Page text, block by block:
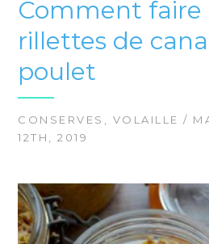
Comment faire
rillettes de
poulet
CONSERVES VOLAILLE /
12TH, 2019